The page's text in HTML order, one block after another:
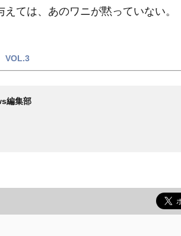
ては、あのワニが黙っていない。
VOL.3
編集部